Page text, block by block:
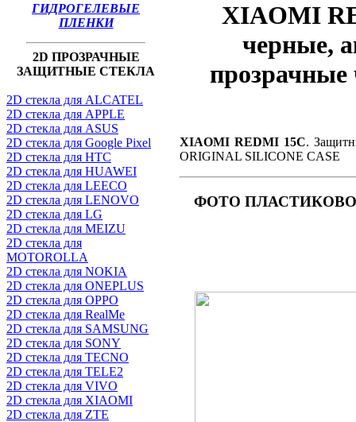
ГИДРОГЕЛЕВЫЕ
ПЛЕНКИ
2D ПРОЗРАЧНЫЕ
ЗАЩИТНЫЕ СТЕКЛА
2D стекла для ALCATEL
2D стекла для APPLE
2D стекла для ASUS
2D стекла для Google Pixel
2D стекла для HTC
2D стекла для HUAWEI
2D стекла для LEECO
2D стекла для LENOVO
2D стекла для LG
2D стекла для MEIZU
2D стекла для
MOTOROLLA
2D стекла для NOKIA
2D стекла для ONEPLUS
2D стекла для OPPO
2D стекла для RealMe
2D стекла для SAMSUNG
2D стекла для SONY
2D стекла для TECNO
2D стекла для TELE2
2D стекла для VIVO
2D стекла для XIAOMI
2D стекла для ZTE
XIAOMI
черные,
XIAOMI REDMI 15C.
ORIGINAL SILICONE CASE
ФОТО